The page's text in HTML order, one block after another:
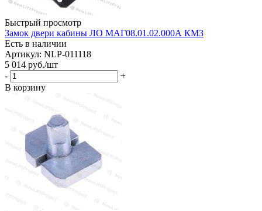
Быстрый просмотр
Замок двери кабины ЛО МАГ08.01.02.000А КМЗ
Есть в наличии
Артикул: NLP-011118
5 014 руб./шт
-
+
В корзину